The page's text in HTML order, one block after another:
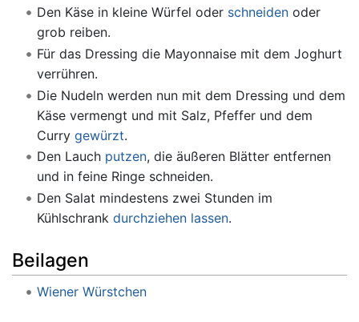
Den Käse in kleine Würfel oder schneidenoder
grob reiben.
Für das Dressing die Mayonnaise mit dem Joghurt
verrühren.
Die Nudeln werden nun mit dem Dressing und dem
Käse vermengt und mit Salz, Pfeffer und dem
Curry gewürzt.
Den Lauch putzen, die äußeren Blätter entfernen
und in feine Ringe schneiden.
Den Salat mindestens zwei Stunden im
Kühlschrank durchziehen lassen.
Beilagen
Wiener Würstchen